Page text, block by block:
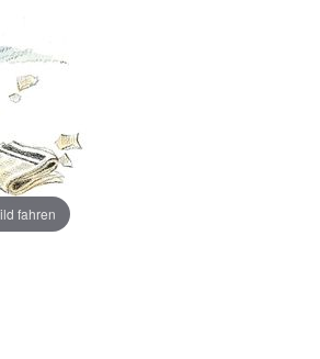
fahren